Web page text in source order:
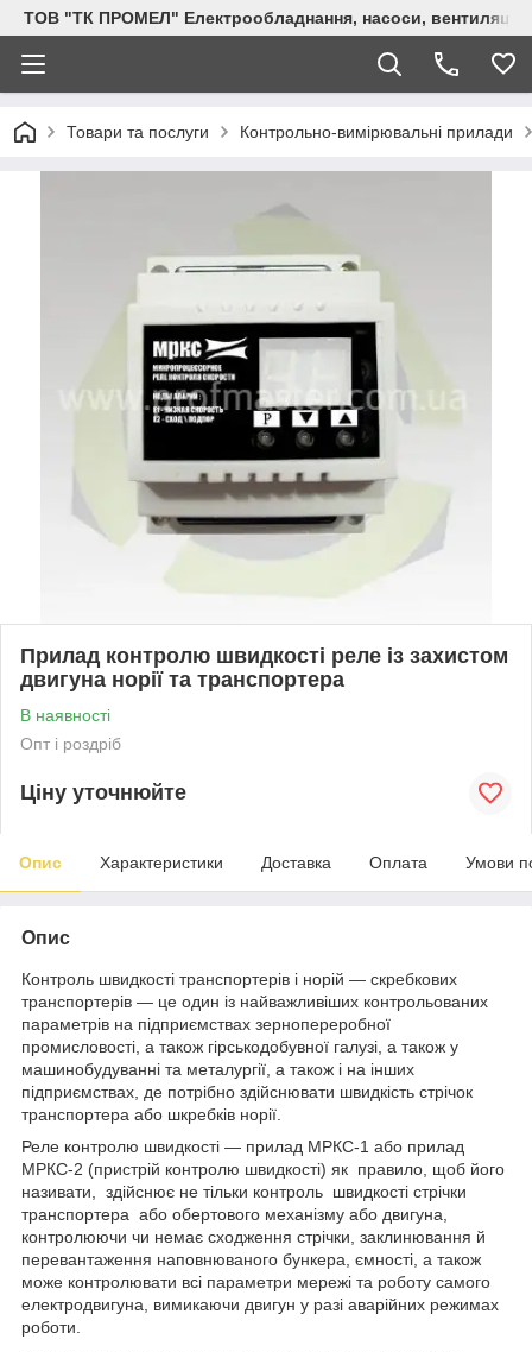
ТОВ "ТК ПРОМЕЛ" Електрообладнання, насоси, вентиляція,
Товари та послуги Контрольно-вимірювальні прилади
Прилад контролю швидкості реле із захистом
двигуна норії та транспортера
В наявності
Опт і роздріб
Ціну уточнюйте
Опис Характеристики Доставка Оплата Умови
Опис
Контроль швидкості транспортерів і норій — скребкових
транспортерів — це один із найважливіших контрольованих
параметрів на підприємствах зернопереробної
промисловості, а також гірськодобувної галузі, а також у
машинобудуванні та металургії, а також і на інших
підприємствах, де потрібно здійснювати швидкість стрічок
транспортера або шкребків норії.
Реле контролю швидкості — прилад МРКС-1 або прилад
МРКС-2 (пристрій контролю швидкості) як правило, щоб його
називати, здійснює не тільки контроль швидкості стрічки
транспортера або обертового механізму або двигуна,
контролюючи чи немає сходження стрічки, заклинювання й
перевантаження наповнюваного бункера, ємності, а також
може контролювати всі параметри мережі та роботу самого
електродвигуна, вимикаючи двигун у разі аварійних режимах
роботи.